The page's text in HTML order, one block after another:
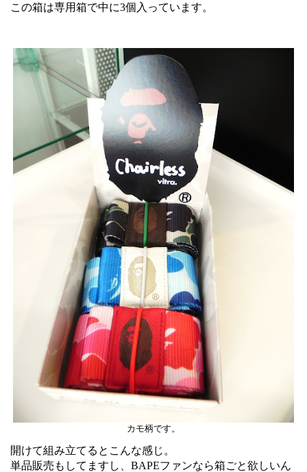
この箱は専用箱で中に3個入っています。
カモ柄です。
開けて組み立てるとこんな感じ。
単品販売もしてますし、BAPEファンなら箱ごと欲しいん